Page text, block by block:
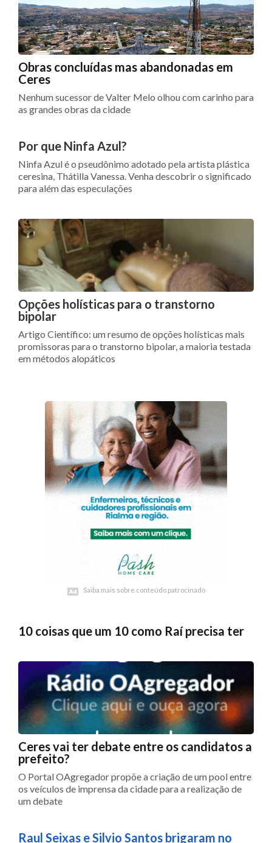
Obras concluídas mas abandonadas em
Ceres
Nenhum sucessor de Valter Melo olhou com carinho para
as grandes obras da cidade
Por que Ninfa Azul?
Ninfa Azul é o pseudônimo adotado pela artista plástica
ceresina, Thátilla Vanessa. Venha descobrir o significado
para além das especulações
Opções holísticas para o transtorno
bipolar
Artigo Científico: um resumo de opções holísticas mais
promissoras para o transtorno bipolar, a maioria testada
em métodos alopáticos
Saiba mais sobre conteúdo patrocinado
Saiba mais sobre conteúdo patrocinado
10 coisas que um 10 como Raí precisa ter
Ceres vai ter debate entre os candidatos a
prefeito?
O Portal OAgregador propõe a criação de um pool entre
os veículos de imprensa da cidade para a realização de
um debate
Raul Seixas e Silvio Santos brigaram no